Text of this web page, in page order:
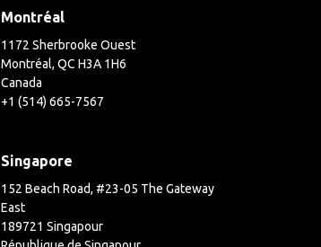
Montréal
1172 Sherbrooke Ouest
Montréal, QC H3A 1H6
Canada
+1 (514) 665-7567
Singapore
152 Beach Road, #23-05 The Gateway
East
189721 Singapour